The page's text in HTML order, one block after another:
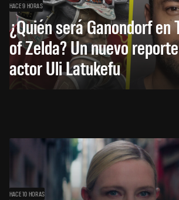
HACE 9 HORAS
¿Quién será Ganondorf en
of Zelda? Un nuevo
actor Uli Latukefu
HACE 10 HORAS